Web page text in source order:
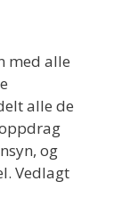
med alle
alle de
og
Vedlagt